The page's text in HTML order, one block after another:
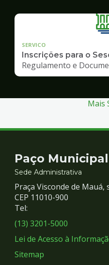
SERVICO
Inscrições para o
Regulamento e
Mais
Contato
e
Redes
Sociais
Paço Municipal
Sede Administrativa
Praça Visconde de Mauá,
CEP 11010-900
Tel:
(13) 3201-5000
Lei de Acesso à
Sitemap